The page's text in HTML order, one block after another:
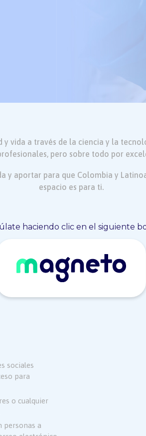
y vida a través de la ciencia y la
pero sobre todo por
y aportar para que Colombia y
espacio es para ti.
haciendo clic en el siguiente
sociales
para
o cualquier
personas a